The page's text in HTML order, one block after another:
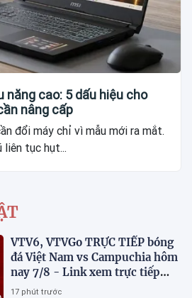
năng cao: 5 dấu hiệu cho
nâng cấp
đổi máy chỉ vì mẫu mới ra mắt.
liên tục hụt...
VTV6, VTVGo TRỰC TIẾP bóng
đá Việt Nam vs Campuchia hôm
nay 7/8 - Link xem trực tiếp
AFF Cup 2026 mới nhất
17 phút trước